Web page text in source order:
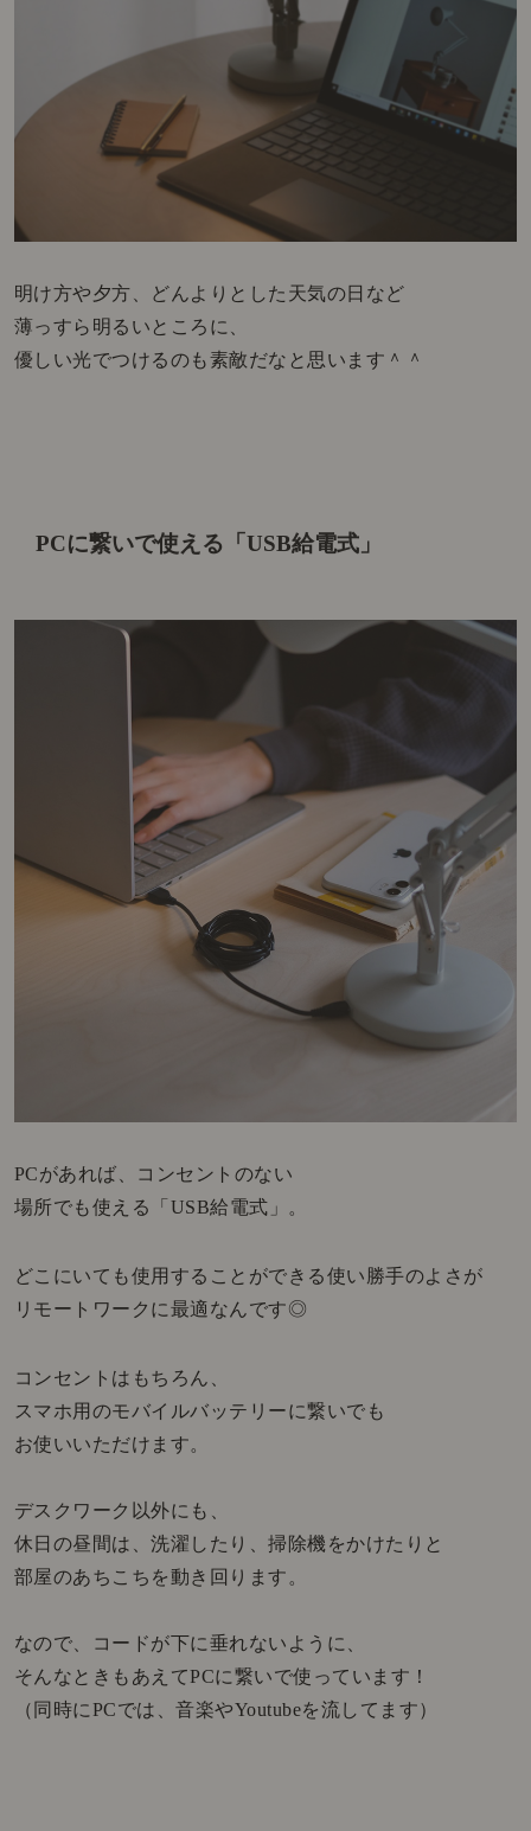
明け方や夕方、どんよりとした天気の日など
薄っすら明るいところに、
優しい光でつけるのも素敵だなと思います＾＾
PCに繋いで使える「USB給電式」
PCがあれば、コンセントのない
場所でも使える「USB給電式」。
どこにいても使用することができる使い勝手のよさが
リモートワークに最適なんです◎
コンセントはもちろん、
スマホ用のモバイルバッテリーに繋いでも
お使いいただけます。
デスクワーク以外にも、
休日の昼間は、洗濯したり、掃除機をかけたりと
部屋のあちこちを動き回ります。
なので、コードが下に垂れないように、
そんなときもあえてPCに繋いで使っています！
（同時にPCでは、音楽やYoutubeを流してます）